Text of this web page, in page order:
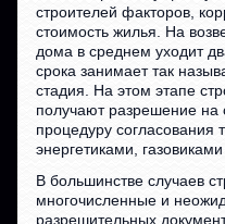
строителей факторов,
стоимость жилья. На
дома в среднем уходит
срока занимает так
стадия. На этом этапе
получают разрешение на
процедуру согласования
энергетиками,
В большинстве случаев
многочисленные и
разрешительных